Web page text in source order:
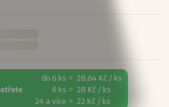
do 6 ks = 28,64 Kč / ks
6 ks = 28 Kč / ks
24 a více = 22 Kč / ks